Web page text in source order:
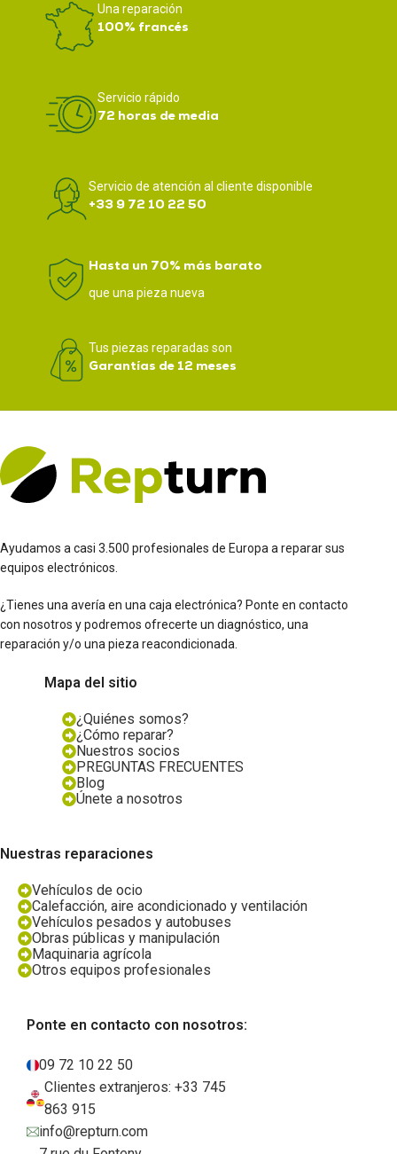
Una reparación
100% francés
Servicio rápido
72 horas de media
Servicio de atención al cliente disponible
+33 9 72 10 22 50
Hasta un 70% más barato
que una pieza nueva
Tus piezas reparadas son
Garantías de 12 meses
Ayudamos a casi 3.500 profesionales de Europa a reparar sus
equipos electrónicos.
¿Tienes una avería en una caja electrónica? Ponte en contacto
con nosotros y podremos ofrecerte un diagnóstico, una
reparación y/o una pieza reacondicionada.
Mapa del sitio
¿Quiénes somos?
¿Cómo reparar?
Nuestros socios
PREGUNTAS FRECUENTES
Blog
Únete a nosotros
Nuestras reparaciones
Vehículos de ocio
Calefacción, aire acondicionado y ventilación
Vehículos pesados y autobuses
Obras públicas y manipulación
Maquinaria agrícola
Otros equipos profesionales
Ponte en contacto con nosotros:
09 72 10 22 50
Clientes extranjeros: +33 745
863 915
info@repturn.com